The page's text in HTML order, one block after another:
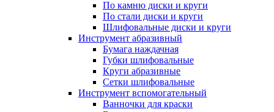
По камню диски и круги
По стали диски и круги
Шлифовальные диски и круги
Инструмент абразивный
Бумага наждачная
Губки шлифовальные
Круги абразивные
Сетки шлифовальные
Инструмент вспомогательный
Ванночки для краски